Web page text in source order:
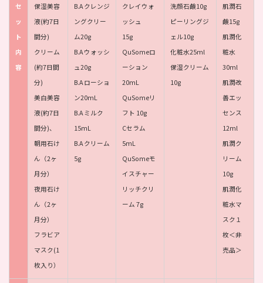
セ
ッ
ト
内
容
保湿美容
液(約7日
間分)
クリーム
(約7日間
分)
美白美容
液(約7日
間分)、
朝用石け
ん（2ヶ
月分）
夜用石け
ん（2ヶ
月分）
フラビア
マスク(1
枚入り）
B.A クレンジ
ングクリー
ム20g
B.A ウォッシ
ュ20g
B.A ローショ
ン20mL
B.A ミルク
15mL
B.A クリーム
5g
クレイウォ
ッシュ
15g
QuSomeロ
ーション
20mL
QuSomeリ
フト 10g
Cセラム
5mL
QuSomeモ
イスチャー
リッチクリ
ーム 7g
洗顔石鹸10g
ピーリングジ
ェル10g
化粧水25ml
保湿クリーム
10g
肌潤石
鹸15g
肌潤化
粧水
30ml
肌潤改
善エッ
センス
12ml
肌潤ク
リーム
10g
肌潤化
粧水マ
スク１
枚＜非
売品＞